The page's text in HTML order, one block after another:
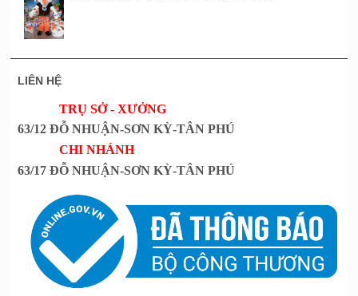
LIÊN HỆ
TRỤ SỞ - XƯỞNG
63/12 ĐỖ NHUẬN-SƠN KỲ-TÂN PHÚ
CHI NHÁNH
63/17 ĐỖ NHUẬN-SƠN KỲ-TÂN PHÚ